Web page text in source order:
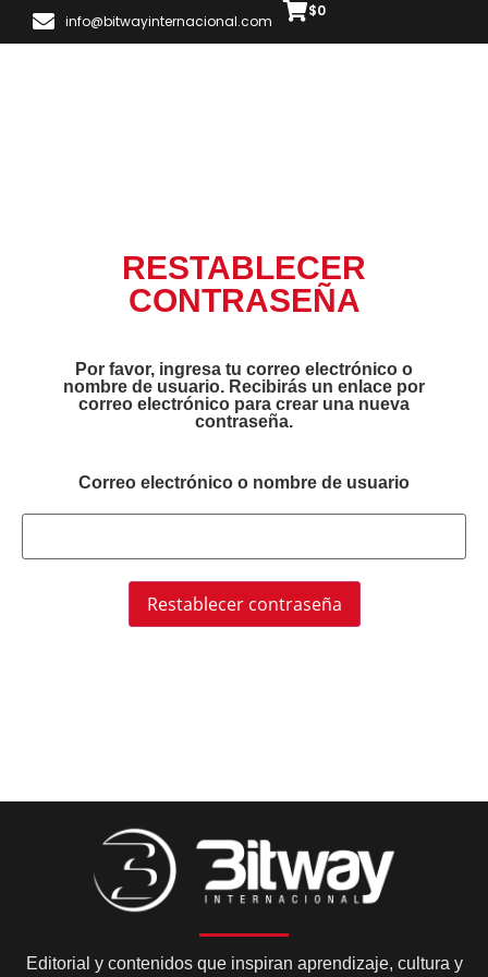
info@bitwayinternacional.com
$0
RESTABLECER
CONTRASEÑA
Por favor, ingresa tu correo electrónico o
nombre de usuario. Recibirás un enlace por
correo electrónico para crear una nueva
contraseña.
Correo electrónico o nombre de usuario
Restablecer contraseña
Editorial y contenidos que inspiran aprendizaje, cultura y